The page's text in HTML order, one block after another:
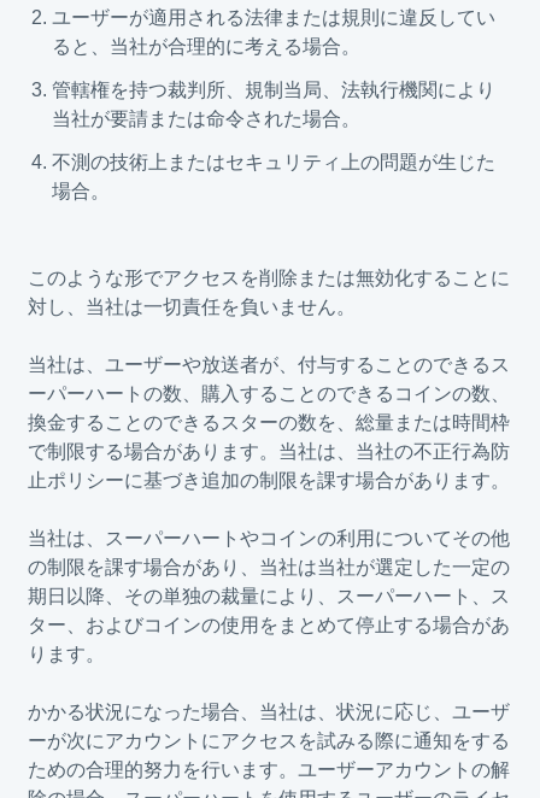
ユーザーが適用される法律または規則に違反してい
ると、当社が合理的に考える場合。
管轄権を持つ裁判所、規制当局、法執行機関により
当社が要請または命令された場合。
不測の技術上またはセキュリティ上の問題が生じた
場合。
このような形でアクセスを削除または無効化することに
対し、当社は一切責任を負いません。
当社は、ユーザーや放送者が、付与することのできるス
ーパーハートの数、購入することのできるコインの数、
換金することのできるスターの数を、総量または時間枠
で制限する場合があります。当社は、当社の不正行為防
止ポリシーに基づき追加の制限を課す場合があります。
当社は、スーパーハートやコインの利用についてその他
の制限を課す場合があり、当社は当社が選定した一定の
期日以降、その単独の裁量により、スーパーハート、ス
ター、およびコインの使用をまとめて停止する場合があ
ります。
かかる状況になった場合、当社は、状況に応じ、ユーザ
ーが次にアカウントにアクセスを試みる際に通知をする
ための合理的努力を行います。ユーザーアカウントの解